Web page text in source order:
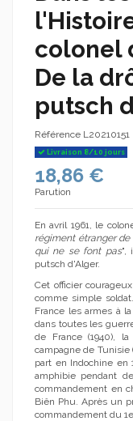
colonel
De la
putsch
Référence L20210151
Livraison 8/10 jours
18,86 €
Parution
En avril 1961, le
régiment étranger de
qui ne se font pas",
putsch d'Alger.
Cet officier
comme simple
France les armes à
dans toutes les
de France (1940),
campagne de Tunisie
part en Indochine
amphibie pendant
commandement en
Biên Phu. Après un
commandement du